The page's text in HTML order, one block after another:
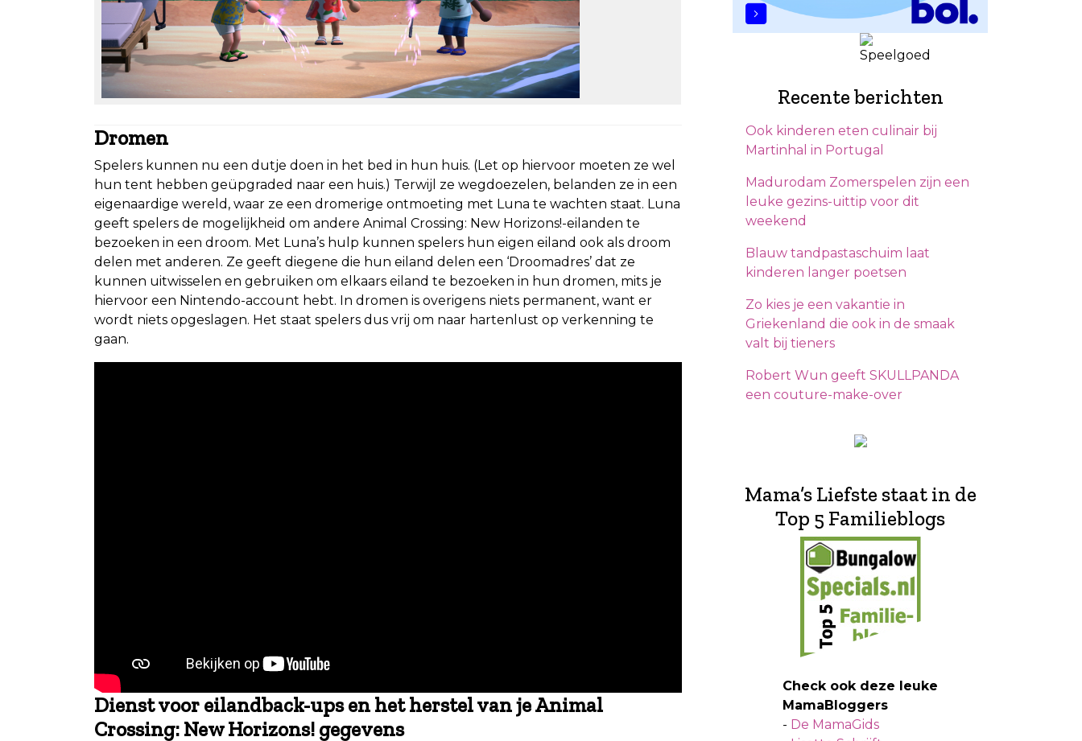
Dromen
Spelers kunnen nu een dutje doen in het bed in hun huis. (Let op hiervoor moeten ze wel
hun tent hebben geüpgraded naar een huis.) Terwijl ze wegdoezelen, belanden ze in een
eigenaardige wereld, waar ze een dromerige ontmoeting met Luna te wachten staat. Luna
geeft spelers de mogelijkheid om andere Animal Crossing: New Horizons!-eilanden te
bezoeken in een droom. Met Luna’s hulp kunnen spelers hun eigen eiland ook als droom
delen met anderen. Ze geeft diegene die hun eiland delen een ‘Droomadres’ dat ze
kunnen uitwisselen en gebruiken om elkaars eiland te bezoeken in hun dromen, mits je
hiervoor een Nintendo-account hebt. In dromen is overigens niets permanent, want er
wordt niets opgeslagen. Het staat spelers dus vrij om naar hartenlust op verkenning te
gaan.
Dienst voor eilandback-ups en het herstel van je Animal
Crossing: New Horizons! gegevens
Recente berichten
Ook kinderen eten culinair bij
Martinhal in Portugal
Madurodam Zomerspelen zijn een
leuke gezins-uittip voor dit
weekend
Blauw tandpastaschuim laat
kinderen langer poetsen
Zo kies je een vakantie in
Griekenland die ook in de smaak
valt bij tieners
Robert Wun geeft SKULLPANDA
een couture-make-over
Mama’s Liefste staat in de
Top 5 Familieblogs
Check ook deze leuke
MamaBloggers
- De MamaGids